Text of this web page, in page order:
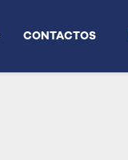
CONTACTOS